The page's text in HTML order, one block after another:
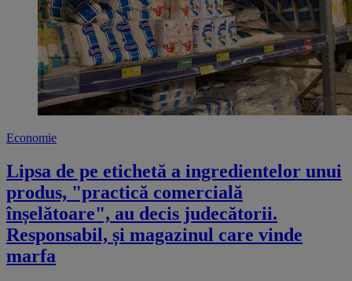
Economie
Lipsa de pe etichetă a ingredientelor unui
produs, "practică comercială
înșelătoare", au decis judecătorii.
Responsabil, și magazinul care vinde
marfa